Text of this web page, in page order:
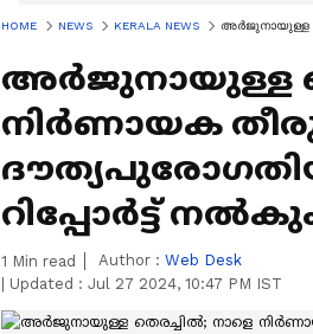
HOME NEWS KERALA NEWS അർജുനായുള്ള
അർജുനായുള്ള
നിർണായക
റിപ്പോർട്ട്
1 Min read Author : Web Desk
Updated : Jul 27 2024, 10:47 PM IST